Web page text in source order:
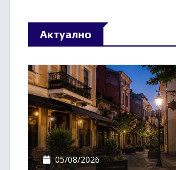
Актуално
05/08/2026